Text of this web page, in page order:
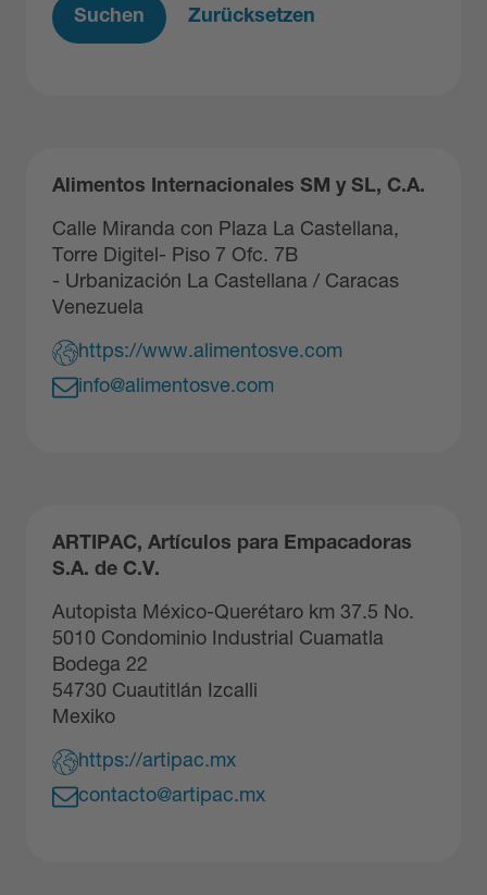
Suchen Zurücksetzen
Alimentos Internacionales SM y SL, C.A.
Calle Miranda con Plaza La Castellana,
Torre Digitel- Piso 7 Ofc. 7B
- Urbanización La Castellana / Caracas
Venezuela
https://www.alimentosve.com
info@alimentosve.com
ARTIPAC, Artículos para Empacadoras
S.A. de C.V.
Autopista México-Querétaro km 37.5 No.
5010 Condominio Industrial Cuamatla
Bodega 22
54730 Cuautitlán Izcalli
Mexiko
https://artipac.mx
contacto@artipac.mx